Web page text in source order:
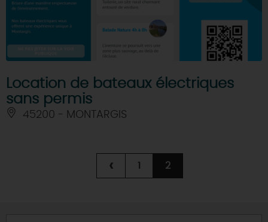
Location de bateaux électriques
sans permis
45200 - MONTARGIS
‹ 1 2